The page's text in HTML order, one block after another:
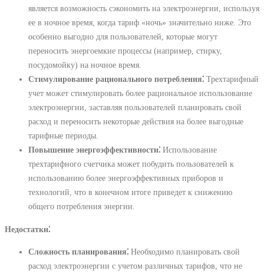
является возможность сэкономить на электроэнергии, используя
ее в ночное время, когда тариф «ночь» значительно ниже. Это
особенно выгодно для пользователей, которые могут
переносить энергоемкие процессы (например, стирку,
посудомойку) на ночное время.
Стимулирование рационального потребления⁚ Трехтарифный
учет может стимулировать более рациональное использование
электроэнергии, заставляя пользователей планировать свой
расход и переносить некоторые действия на более выгодные
тарифные периоды.
Повышение энергоэффективности⁚ Использование
трехтарифного счетчика может побудить пользователей к
использованию более энергоэффективных приборов и
технологий, что в конечном итоге приведет к снижению
общего потребления энергии.
Недостатки⁚
Сложность планирования⁚ Необходимо планировать свой
расход электроэнергии с учетом различных тарифов, что не